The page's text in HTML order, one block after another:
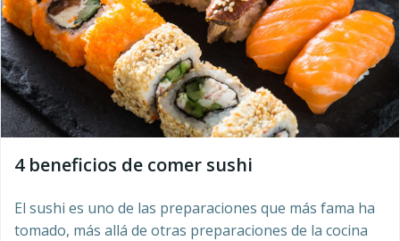
4 beneficios de comer sushi
El sushi es uno de las preparaciones que más fama ha
tomado, más allá de otras preparaciones de la cocina